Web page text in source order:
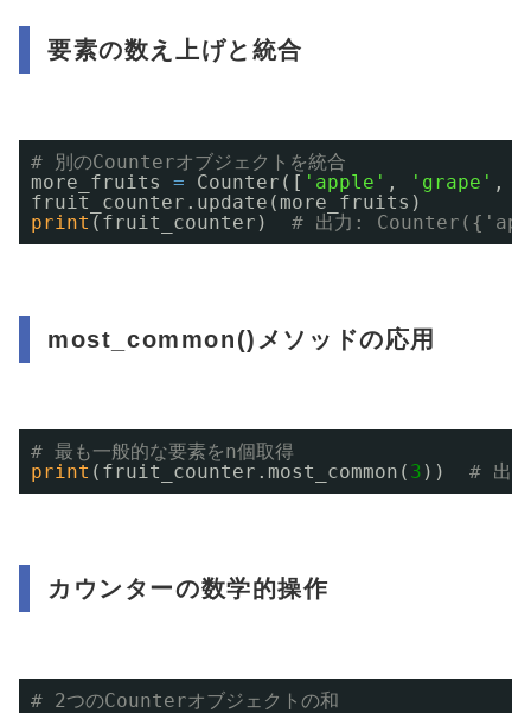
要素の数え上げと統合
# 別のCounterオブジェクトを統合
more_fruits = Counter([ 'apple' , 'grape' ,
fruit_counter.update(more_fruits)
print (fruit_counter) # 出力:
most_common()メソッドの応用
# 最も一般的な要素をn個取得
print (fruit_counter.most_common( 3 )) # 出
カウンターの数学的操作
# 2つのCounterオブジェクトの和